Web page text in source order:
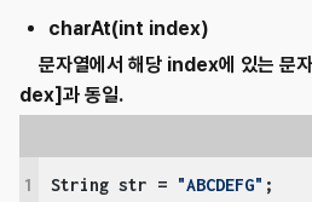
charAt(int index)
문자열에서 해당 index에 있는 문
dex]과 동일.
1
String str = "ABCDEFG" ;